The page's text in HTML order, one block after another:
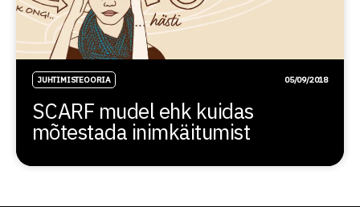
JUHTIMISTEOORIA 05/09/2018
SCARF mudel ehk kuidas
mõtestada inimkäitumist